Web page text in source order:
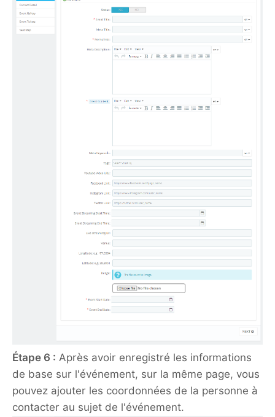
Étape 6 : Après avoir enregistré les informations
de base sur l'événement, sur la même page, vous
pouvez ajouter les coordonnées de la personne à
contacter au sujet de l'événement.